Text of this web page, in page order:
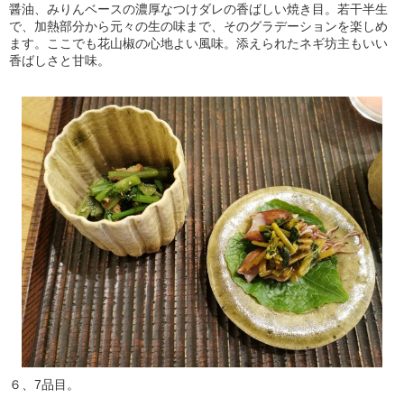
醤油、みりんベースの濃厚なつけダレの香ばしい焼き目。若干半生
で、加熱部分から元々の生の味まで、そのグラデーションを楽しめ
ます。ここでも花山椒の心地よい風味。添えられたネギ坊主もいい
香ばしさと甘味。
６、7品目。